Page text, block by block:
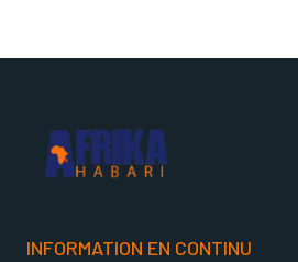
INFORMATION EN CONTINU